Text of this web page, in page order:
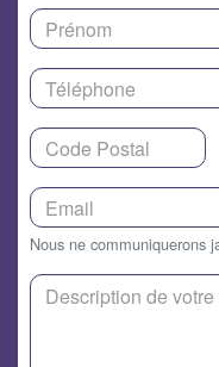
Nous ne communiquerons